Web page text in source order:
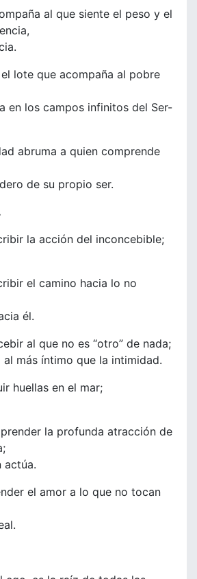
al que siente el peso y el
lote que acompaña al pobre
en los campos infinitos del Ser-
abruma a quien comprende
de su propio ser.
la acción del inconcebible;
el camino hacia lo no
él.
al que no es “otro” de nada;
más íntimo que la intimidad.
huellas en el mar;
la profunda atracción de
actúa.
el amor a lo que no tocan